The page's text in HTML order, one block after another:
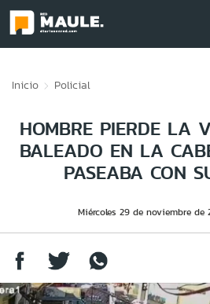
Inicio Policial
HOMBRE PIERDE LA
BALEADO EN LA
PASEABA CON
Miércoles 29 de noviembre de